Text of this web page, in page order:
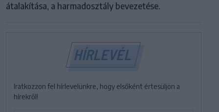
átalakítása, a harmadosztály bevezetése.
HÍRLEVÉL
Iratkozzon fel hírlevelünkre, hogy elsőként értesüljön a
hírekről!